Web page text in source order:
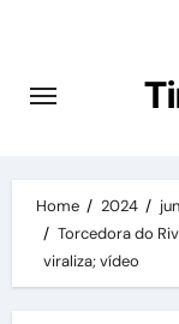
content
Home 2024
Torcedora do
viraliza; vídeo